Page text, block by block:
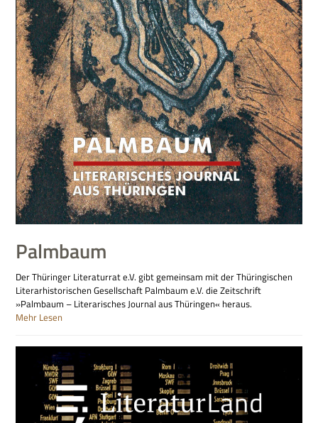
Palmbaum
Der Thüringer Literaturrat e.V. gibt gemeinsam mit der Thüringischen
Literarhistorischen Gesellschaft Palmbaum e.V. die Zeitschrift
»Palmbaum – Literarisches Journal aus Thüringen« heraus.
Mehr Lesen